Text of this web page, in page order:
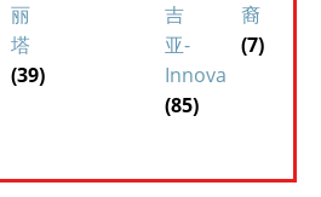
丽
塔
(39)
吉
亚-
Innova
(85)
裔
(7)